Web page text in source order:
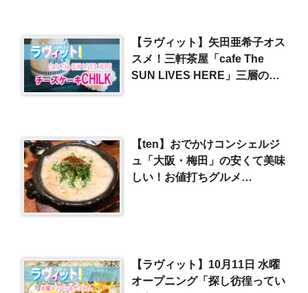
【ラヴィット】矢田亜希子オス
スメ！三軒茶屋「cafe The
SUN LIVES HERE」三層の瓶
【ten】おでかけコンシェルジ
ュ「大阪・梅田」の安くて美味
しい！お値打ちグルメ
【ラヴィット】10月11日 水曜
オープニング「探し彷徨ってい